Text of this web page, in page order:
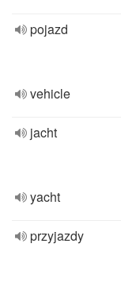
pojazd
vehicle
jacht
yacht
przyjazdy